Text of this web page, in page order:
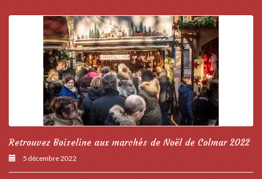
Retrouvez Boiseline aux marchés de Noël de Colmar 2022
5 décembre 2022